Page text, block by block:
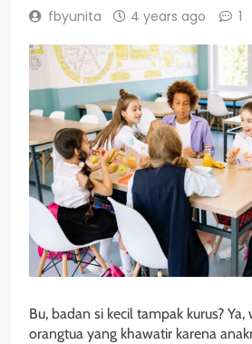
fbyunita 4 years ago 1
Bu, badan si kecil tampak kurus?
orangtua yang khawatir karena